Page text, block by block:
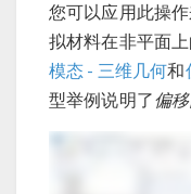
您可以应用此操
拟材料在非平面
模态 - 三维几何和
型举例说明了偏